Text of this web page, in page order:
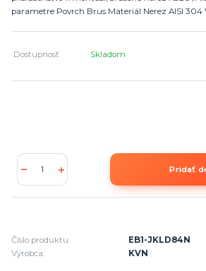
parametre Povrch Brus Materiál Nerez AISI 304
Dostupnosť Skladom
Pridať
Číslo produktu:
EB1-JKLD84N
Výrobca:
KVN